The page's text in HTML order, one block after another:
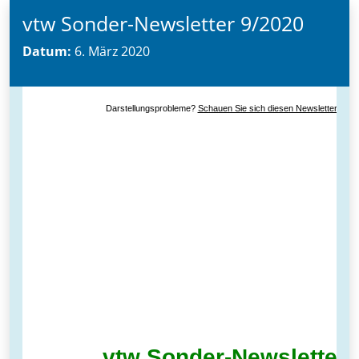
vtw Sonder-Newsletter 9/2020
Datum: 6. März 2020